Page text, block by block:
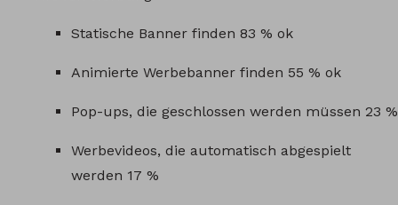
Statische Banner finden 83 % ok
Animierte Werbebanner finden 55 % ok
Pop-ups, die geschlossen werden müssen 23 %
Werbevideos, die automatisch abgespielt
werden 17 %